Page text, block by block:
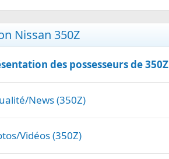
Nissan 350Z
des possesseurs de 350Z
News (350Z)
Vidéos (350Z)